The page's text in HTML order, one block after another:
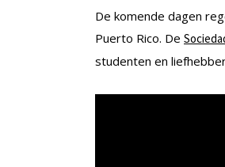
De komende dagen
Puerto Rico. De
studenten en